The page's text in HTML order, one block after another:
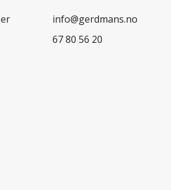
info@gerdmans.no
67 80 56 20